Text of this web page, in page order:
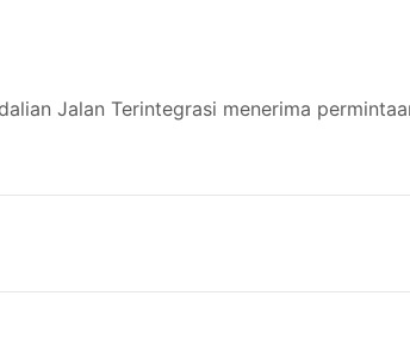
Jalan Terintegrasi menerima